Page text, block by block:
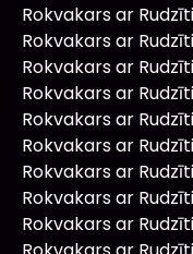
Rokvakars ar Rudzīti
Rokvakars ar Rudzīti
Rokvakars ar Rudzīti
Rokvakars ar Rudzīti
Rokvakars ar Rudzīti
Rokvakars ar Rudzīti
Rokvakars ar Rudzīti
Rokvakars ar Rudzīti
Rokvakars ar Rudzīti